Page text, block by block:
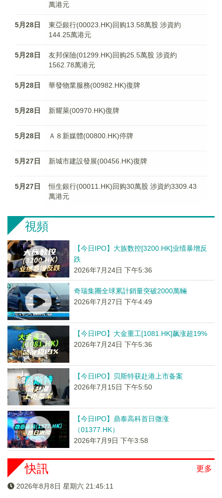
萬港元
5月28日
東亞銀行(00023.HK)回购13.58萬股 涉資約
144.25萬港元
5月28日
友邦保險(01299.HK)回购25.5萬股 涉資約
1562.78萬港元
5月28日 華發物業服務(00982.HK)復牌
5月28日 新耀萊(00970.HK)復牌
5月28日 Ａ８新媒體(00800.HK)停牌
5月27日 新城市建設發展(00456.HK)復牌
5月27日
恒生銀行(00011.HK)回购30萬股 涉資約3309.43
萬港元
視頻
【今日IPO】大族数控[3200.HK]业绩暴增反
跌
2026年7月24日 下午5:36
奇瑞集團全球累計銷量突破2000萬輛
2026年7月27日 下午4:49
【今日IPO】大金重工[1081.HK]飙涨超19%
2026年7月24日 下午5:36
【今日IPO】贝斯特获赴港上市备案
2026年7月15日 下午5:50
【今日IPO】鼎泰高科首日微涨
（01377.HK）
2026年7月9日 下午3:58
更多
快訊
2026年8月8日 星期六 21:45:11